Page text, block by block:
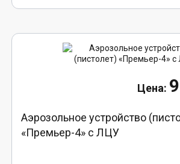
Аэрозольное устройство
«Премьер-4» с ЛЦУ